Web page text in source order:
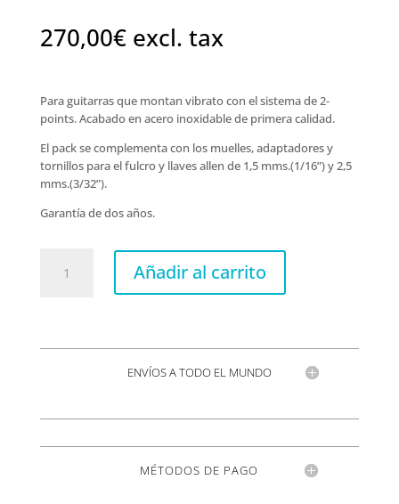
270,00€ excl. tax
Para guitarras que montan vibrato con el sistema de 2-
points. Acabado en acero inoxidable de primera calidad.
El pack se complementa con los muelles, adaptadores y
tornillos para el fulcro y llaves allen de 1,5 mms.(1/16”) y 2,5
mms.(3/32”).
Garantía de dos años.
Ultra
Añadir al carrito
ENVÍOS A TODO EL MUNDO
MÉTODOS DE PAGO